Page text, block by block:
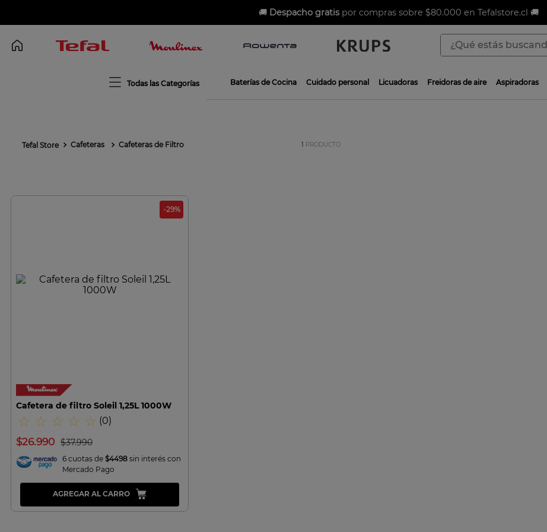
🚚 Despacho gratis por compras sobre $80.000 en Tefalstore.cl 🚚
¿Qué estás buscando?
Baterías de Cocina Cuidado personal Licuadoras Freidoras de aire Aspiradoras
Cafeteras Cafeteras de Filtro 1 PRODUCTO
-29%
Cafetera de filtro Soleil 1,25L 1000W
☆ ☆ ☆ ☆ ☆ (0)
$37.990
$26.990
6 cuotas de $4498 sin interés con
Mercado Pago
AGREGAR AL CARRO
1.
aspiradoras
sartenes